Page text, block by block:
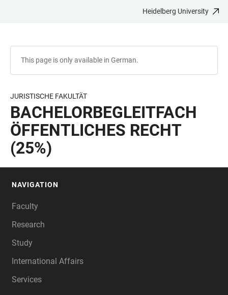
Heidelberg University
This page is only available in German.
JURISTISCHE FAKULTÄT
BACHELORBEGLEITFACH
ÖFFENTLICHES RECHT
(25%)
NAVIGATION
Faculty
Research
Study
International Affairs
Services